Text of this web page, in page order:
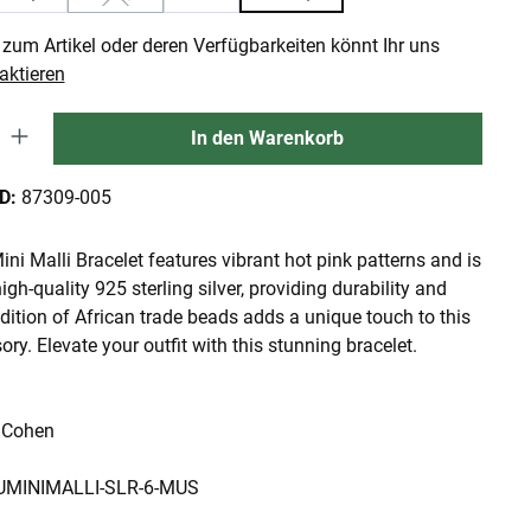
ist zurzeit nicht verfügbar.)
(Diese Option ist zurzeit nicht verfügbar.)
Artikel oder deren Verfügbarkeiten könnt Ihr uns
den gewünschten Wert ein oder benutze die Schaltflächen um die
In den Warenkorb
87309-005
Malli Bracelet features vibrant hot pink patterns and is
quality 925 sterling silver, providing durability and
of African trade beads adds a unique touch to this
Elevate your outfit with this stunning bracelet.
SLR-6-MUS